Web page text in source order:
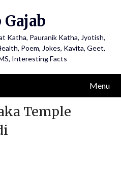
Katha, Pauranik Katha, Jyotish,
Poem, Jokes, Kavita, Geet,
Interesting Facts
Menu
Temple